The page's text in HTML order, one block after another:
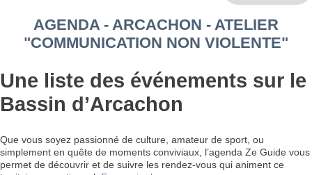
AGENDA - ARCACHON - ATELIER
"COMMUNICATION NON VIOLENTE"
Une liste des événements sur le
Bassin d’Arcachon
Que vous soyez passionné de culture, amateur de sport, ou
simplement en quête de moments conviviaux, l’agenda Ze Guide vous
permet de découvrir et de suivre les rendez-vous qui animent ce